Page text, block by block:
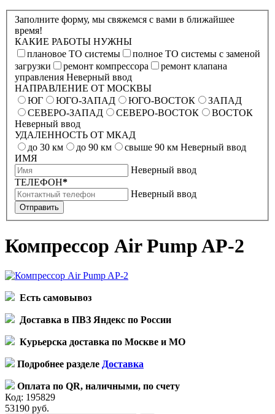
Заполните форму, мы свяжемся с вами в ближайшее
время!
КАКИЕ РАБОТЫ НУЖНЫ
плановое ТО системы
полное ТО системы с заменой
загрузки
ремонт компрессора
ремонт клапана
управления Неверный ввод
НАПРАВЛЕНИЕ ОТ МОСКВЫ
ЮГ
ЮГО-ЗАПАД ЮГО-ВОСТОК
ЗАПАД
СЕВЕРО-ЗАПАД
СЕВЕРО-ВОСТОК
ВОСТОК
Неверный ввод
УДАЛЕННОСТЬ ОТ МКАД
до 30 км
до 90 км свыше 90 км Неверный ввод
ИМЯ
Неверный ввод
ТЕЛЕФОН*
Неверный ввод
Отправить
Компрессор Air Pump AP-2
Есть самовывоз
Доставка в ПВЗ Яндекс по России
Курьерска доставка по Москве и МО
Подробнее разделе Доставка
Оплата по QR, наличными, по счету
Код: 195829
53190 руб.